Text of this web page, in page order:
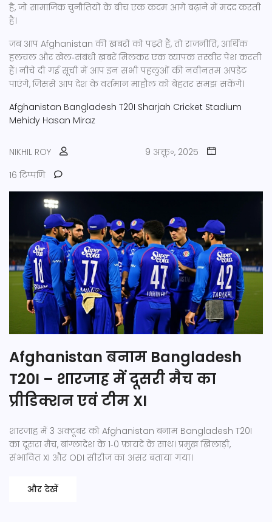
है, जो सामाजिक चुनौतियों के बीच एक कदम आगे बढ़ाने में मदद करती
है।
जब आप Afghanistan की खबरों को पढ़ते हैं, तो राजनीति, आर्थिक
हलचल और खेल‑संबंधी ख़बरें मिलकर एक व्यापक तस्वीर पेश करती
हैं। नीचे दी गई सूची में आप इन सभी पहलुओं की नवीनतम अपडेट
पाएंगे, जिससे आप देश के वर्तमान माहौल को बेहतर समझ सकेंगे।
Afghanistan Bangladesh T20I Sharjah Cricket Stadium
Mehidy Hasan Miraz
NIKHIL ROY
9 अक्तू॰, 2025
16 टिप्पणि
Afghanistan बनाम Bangladesh
T20I – शारजाह में दूसरी मैच का
प्रीडिक्शन एवं टीम XI
शारजाह में 3 अक्टूबर को Afghanistan बनाम Bangladesh T20I
का दूसरा मैच, बांग्लादेश के 1‑0 फ़ायदे के साथ। प्रमुख खिलाड़ी,
संभावित XI और ODI सीरीज का असर बताया गया।
और देखें